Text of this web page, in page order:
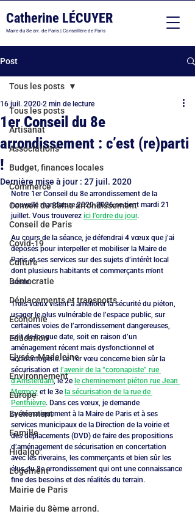
Catherine LÉCUYER
Maire du 8e arr. de Paris | Conseillère de Paris
Post
Tous les posts
Artisanat
Associations
Budget, finances locales
Commerce
Conseil du 8ème arrondissement
Conseil de Paris
Covid-19
Culture
Démocratie
Déplacements et transports
Economie
Education
Elysée-Madeleine
Environnement
Europe
Evénement
Famille
Hidalgo
Logement
Mairie de Paris
Mairie du 8ème arrond.
Tous les posts
1er Conseil du 8e
arrondissement : c’est (re)parti
!
16 juil. 2020 2 min de lecture
Dernière mise à jour : 27 juil. 2020
Notre 1er Conseil du 8e arrondissement de la
nouvelle mandature 2020-2026 se tient mardi 21
juillet. Vous trouverez ici l’ordre du jour.
Au cours de la séance, je défendrai 4 vœux que j’ai
déposés pour interpeller et mobiliser la Maire de
Paris et ses services sur des sujets d’intérêt local
dont plusieurs habitants et commerçants m’ont
saisie.
Trois vœux visent à améliorer la sécurité du piéton,
usager le plus vulnérable de l’espace public, sur
certaines voies de l’arrondissement dangereuses,
soit de longue date, soit en raison d’un
aménagement récent mais dysfonctionnel et
accidentogène. Le 1er vœu concerne bien sûr la
sécurisation et l’avenir de la “coronapiste” rue
d’Amsterdam, le 2e le cheminement piéton rue Jean
Mermoz et le 3e la sécurisation de la rue de
Penthièvre. Dans ces vœux, je demande
systématiquement à la Maire de Paris et à ses
services municipaux de la Direction de la voirie et
des déplacements (DVD) de faire des propositions
d’aménagement de sécurisation en concertation
avec les riverains, les commerçants et bien sûr les
élus du 8e arrondissement qui ont une connaissance
fine des besoins et des réalités du terrain.